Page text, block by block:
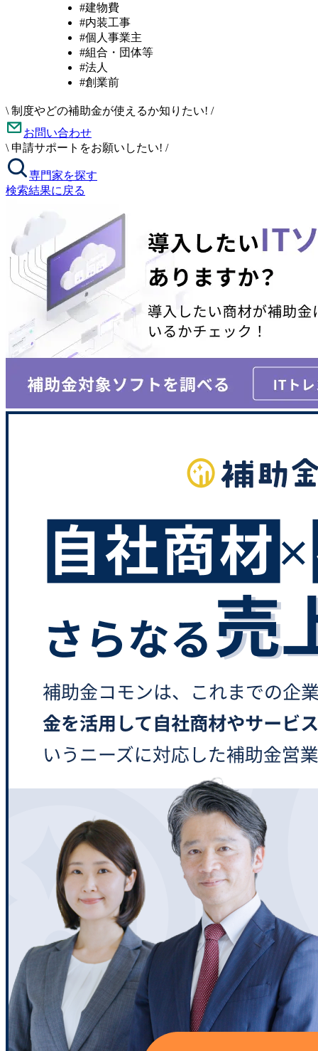
#建物費
#内装工事
#個人事業主
#組合・団体等
#法人
#創業前
\ 制度やどの補助金が使えるか知りたい! /
お問い合わせ
\ 申請サポートをお願いしたい! /
専門家を探す
検索結果に戻る